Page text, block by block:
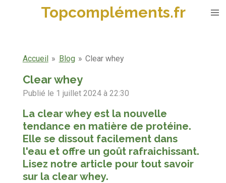
Topcompléments.fr
Accueil » Blog » Clear whey
Clear whey
Publié le 1 juillet 2024 à 22:30
La clear whey est la nouvelle
tendance en matière de protéine.
Elle se dissout facilement dans
l'eau et offre un goût rafraichissant.
Lisez notre article pour tout savoir
sur la clear whey.